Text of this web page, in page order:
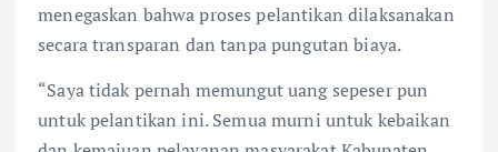
menegaskan bahwa proses pelantikan dilaksanakan
secara transparan dan tanpa pungutan biaya.
“Saya tidak pernah memungut uang sepeser pun
untuk pelantikan ini. Semua murni untuk kebaikan